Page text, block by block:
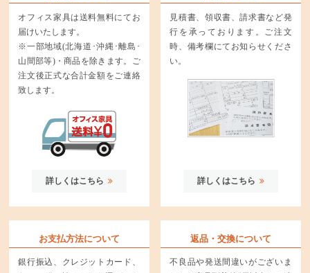
オフィス家具は送料無料にてお
届けいたします。
※一部地域(北海道･沖縄･離島･
山間部等)・商品を除きます。ご
注文後正式な合計金額をご連絡
致します。
詳しくはこちら
見積書、領収書、請求書など発
行を承っております。ご注文
時、備考欄にてお知らせくださ
い。
詳しくはこちら
お支払方法について
銀行振込、クレジットカード、
返品・交換について
不良品や発送間違いがございま